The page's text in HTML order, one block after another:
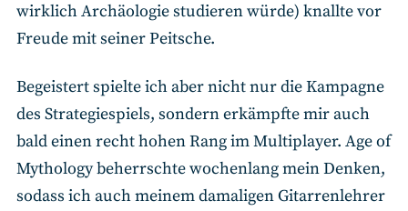
wirklich Archäologie studieren würde) knallte vor
Freude mit seiner Peitsche.
Begeistert spielte ich aber nicht nur die Kampagne
des Strategiespiels, sondern erkämpfte mir auch
bald einen recht hohen Rang im Multiplayer. Age of
Mythology beherrschte wochenlang mein Denken,
sodass ich auch meinem damaligen Gitarrenlehrer